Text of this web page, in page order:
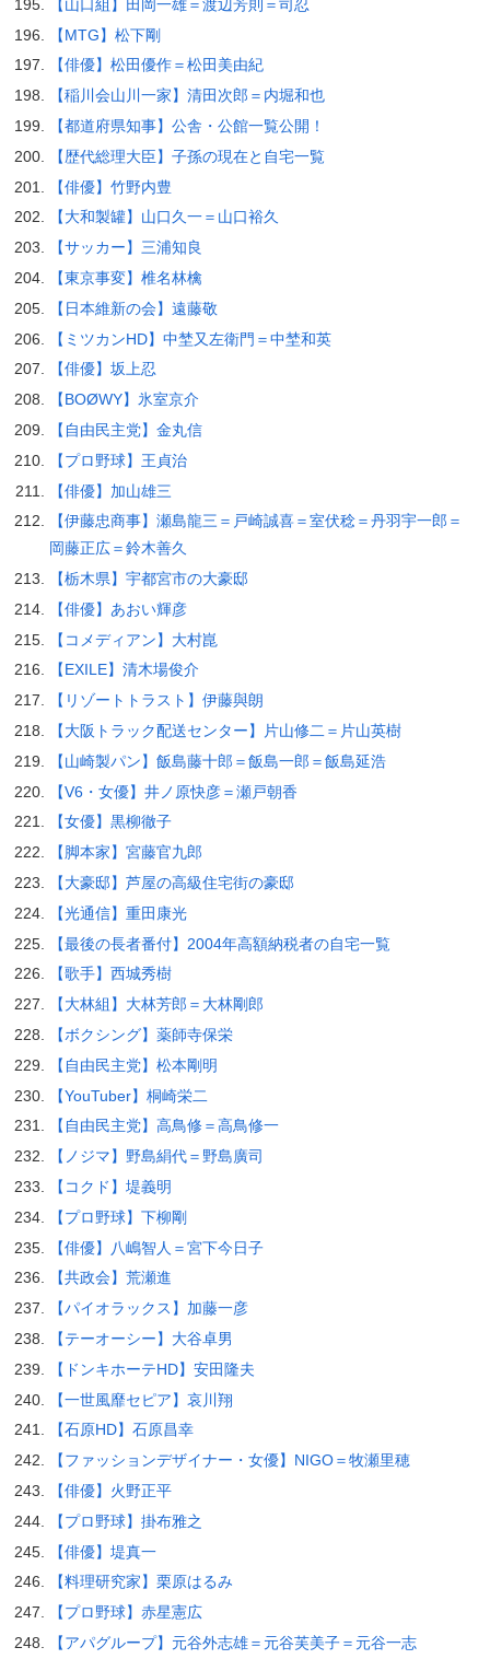
【山口組】田岡一雄＝渡辺芳則＝司忍
【MTG】松下剛
【俳優】松田優作＝松田美由紀
【稲川会山川一家】清田次郎＝内堀和也
【都道府県知事】公舎・公館一覧公開！
【歴代総理大臣】子孫の現在と自宅一覧
【俳優】竹野内豊
【大和製罐】山口久一＝山口裕久
【サッカー】三浦知良
【東京事変】椎名林檎
【日本維新の会】遠藤敬
【ミツカンHD】中埜又左衛門＝中埜和英
【俳優】坂上忍
【BOØWY】氷室京介
【自由民主党】金丸信
【プロ野球】王貞治
【俳優】加山雄三
【伊藤忠商事】瀬島龍三＝戸崎誠喜＝室伏稔＝丹羽宇一郎＝
岡藤正広＝鈴木善久
【栃木県】宇都宮市の大豪邸
【俳優】あおい輝彦
【コメディアン】大村崑
【EXILE】清木場俊介
【リゾートトラスト】伊藤與朗
【大阪トラック配送センター】片山修二＝片山英樹
【山崎製パン】飯島藤十郎＝飯島一郎＝飯島延浩
【V6・女優】井ノ原快彦＝瀬戸朝香
【女優】黒柳徹子
【脚本家】宮藤官九郎
【大豪邸】芦屋の高級住宅街の豪邸
【光通信】重田康光
【最後の長者番付】2004年高額納税者の自宅一覧
【歌手】西城秀樹
【大林組】大林芳郎＝大林剛郎
【ボクシング】薬師寺保栄
【自由民主党】松本剛明
【YouTuber】桐崎栄二
【自由民主党】高鳥修＝高鳥修一
【ノジマ】野島絹代＝野島廣司
【コクド】堤義明
【プロ野球】下柳剛
【俳優】八嶋智人＝宮下今日子
【共政会】荒瀬進
【パイオラックス】加藤一彦
【テーオーシー】大谷卓男
【ドンキホーテHD】安田隆夫
【一世風靡セピア】哀川翔
【石原HD】石原昌幸
【ファッションデザイナー・女優】NIGO＝牧瀬里穂
【俳優】火野正平
【プロ野球】掛布雅之
【俳優】堤真一
【料理研究家】栗原はるみ
【プロ野球】赤星憲広
【アパグループ】元谷外志雄＝元谷芙美子＝元谷一志